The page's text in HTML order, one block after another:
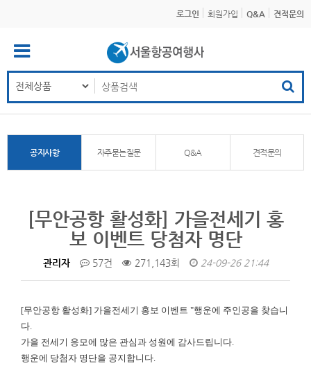
로그인 회원가입 Q&A 견적문의
공지사항 자주묻는질문 Q&A 견적문의
[무안공항 활성화] 가을전세기 홍
보 이벤트 당첨자 명단
관리자 57건 271,143회 24-09-26 21:44
[무안공항 활성화] 가을전세기 홍보 이벤트 "행운에 주인공을 찾습니
다.
가을 전세기 응모에 많은 관심과 성원에 감사드립니다.
행운에 당첨자 명단을 공지합니다.